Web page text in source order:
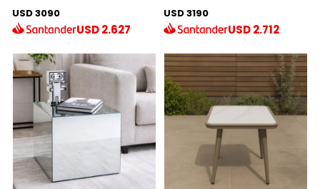
USD 3090
USD2.627
USD 3190
USD2.712